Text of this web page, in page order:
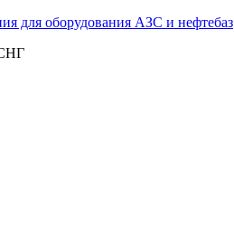
для оборудования АЗС и нефтебаз